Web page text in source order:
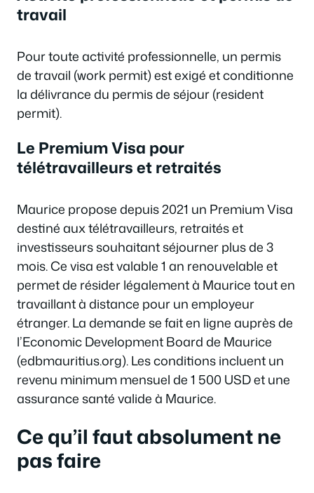
travail
Pour toute activité professionnelle, un permis
de travail (work permit) est exigé et conditionne
la délivrance du permis de séjour (resident
permit).
Le Premium Visa pour
télétravailleurs et retraités
Maurice propose depuis 2021 un Premium Visa
destiné aux télétravailleurs, retraités et
investisseurs souhaitant séjourner plus de 3
mois. Ce visa est valable 1 an renouvelable et
permet de résider légalement à Maurice tout en
travaillant à distance pour un employeur
étranger. La demande se fait en ligne auprès de
l’Economic Development Board de Maurice
(edbmauritius.org). Les conditions incluent un
revenu minimum mensuel de 1 500 USD et une
assurance santé valide à Maurice.
Ce qu’il faut absolument ne
pas faire